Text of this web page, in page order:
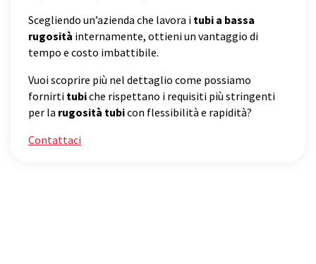
Scegliendo un’azienda che lavora i tubi a bassa
rugosità internamente, ottieni un vantaggio di
tempo e costo imbattibile.
Vuoi scoprire più nel dettaglio come possiamo
fornirti tubiche rispettano i requisiti più stringenti
per la rugosità tubicon flessibilità e rapidità?
Contattaci